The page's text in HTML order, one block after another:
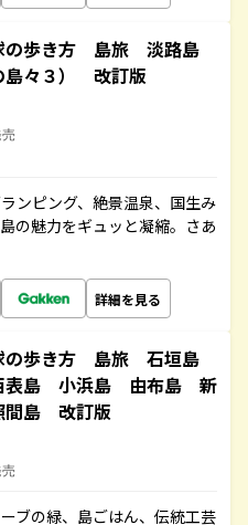
の歩き方 島旅 淡路島
島々３） 改訂版
ンピング、絶景温泉、国生み
の魅力をギュッと凝縮。さあ
詳細を見る
の歩き方 島旅 石垣島
表島 小浜島 由布島 新
島 改訂版
ブの緑、島ごはん、伝統工芸